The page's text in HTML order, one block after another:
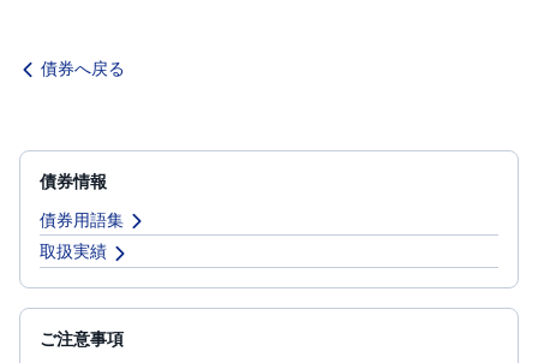
債券へ戻る
債券情報
債券用語集
取扱実績
ご注意事項